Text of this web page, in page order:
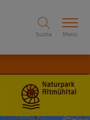
Suche Menü